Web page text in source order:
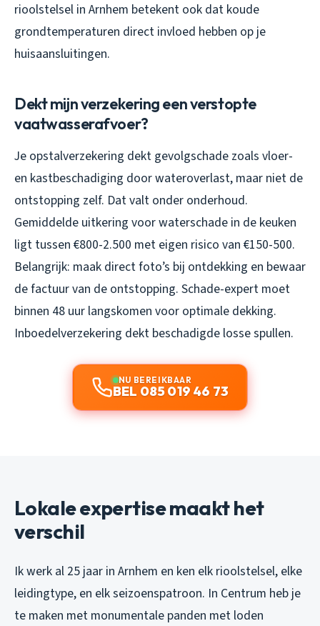
rioolstelsel in Arnhem betekent ook dat koude
grondtemperaturen direct invloed hebben op je
huisaansluitingen.
Dekt mijn verzekering een verstopte
vaatwasserafvoer?
Je opstalverzekering dekt gevolgschade zoals vloer-
en kastbeschadiging door wateroverlast, maar niet de
ontstopping zelf. Dat valt onder onderhoud.
Gemiddelde uitkering voor waterschade in de keuken
ligt tussen €800-2.500 met eigen risico van €150-500.
Belangrijk: maak direct foto’s bij ontdekking en bewaar
de factuur van de ontstopping. Schade-expert moet
binnen 48 uur langskomen voor optimale dekking.
Inboedelverzekering dekt beschadigde losse spullen.
NU BEREIKBAAR
BEL 085 019 46 73
Lokale expertise maakt het
verschil
Ik werk al 25 jaar in Arnhem en ken elk rioolstelsel, elke
leidingtype, en elk seizoenspatroon. In Centrum heb je
te maken met monumentale panden met loden